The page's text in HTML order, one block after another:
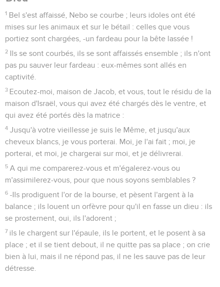
1 Bel s'est affaissé, Nebo se courbe ; leurs idoles ont été
mises sur les animaux et sur le bétail : celles que vous
portiez sont chargées, -un fardeau pour la bête lassée !
2 Ils se sont courbés, ils se sont affaissés ensemble ; ils n'ont
pas pu sauver leur fardeau : eux-mêmes sont allés en
captivité.
3 Ecoutez-moi, maison de Jacob, et vous, tout le résidu de la
maison d'Israël, vous qui avez été chargés dès le ventre, et
qui avez été portés dès la matrice :
4 Jusqu'à votre vieillesse je suis le Même, et jusqu'aux
cheveux blancs, je vous porterai. Moi, je l'ai fait ; moi, je
porterai, et moi, je chargerai sur moi, et je délivrerai.
5 A qui me comparerez-vous et m'égalerez-vous ou
m'assimilerez-vous, pour que nous soyons semblables ?
6 -Ils prodiguent l'or de la bourse, et pèsent l'argent à la
balance ; ils louent un orfèvre pour qu'il en fasse un dieu : ils
se prosternent, oui, ils l'adorent ;
7 ils le chargent sur l'épaule, ils le portent, et le posent à sa
place ; et il se tient debout, il ne quitte pas sa place ; on crie
bien à lui, mais il ne répond pas, il ne les sauve pas de leur
détresse.